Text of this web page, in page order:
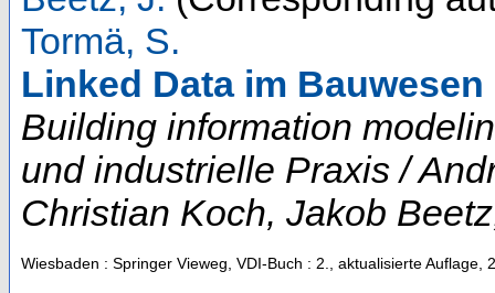
Tormä, S.
Linked Data im Bauwesen
Building information
und industrielle Praxis /
Christian Koch, Jakob
Wiesbaden : Springer Vieweg, VDI-Buch : 2., aktualisierte Auflage,